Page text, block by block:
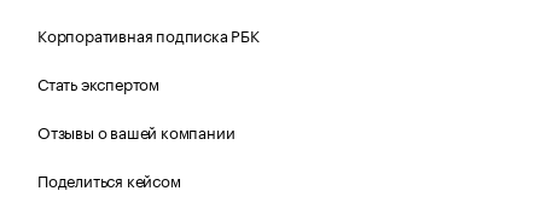
Корпоративная подписка РБК
Стать экспертом
Отзывы о вашей компании
Поделиться кейсом